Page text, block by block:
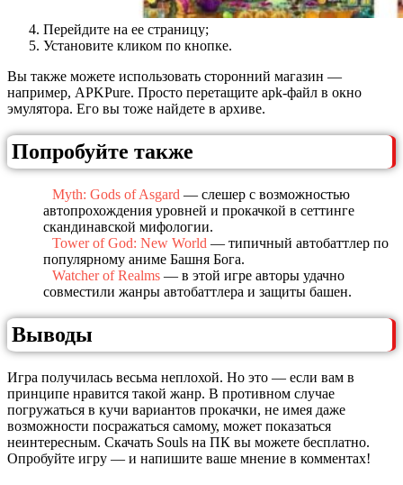
Перейдите на ее страницу;
Установите кликом по кнопке.
Вы также можете использовать сторонний магазин —
например, APKPure. Просто перетащите apk-файл в окно
эмулятора. Его вы тоже найдете в архиве.
Попробуйте также
Myth: Gods of Asgard — слешер с возможностью
автопрохождения уровней и прокачкой в сеттинге
скандинавской мифологии.
Tower of God: New World — типичный автобаттлер по
популярному аниме Башня Бога.
Watcher of Realms — в этой игре авторы удачно
совместили жанры автобаттлера и защиты башен.
Выводы
Игра получилась весьма неплохой. Но это — если вам в
принципе нравится такой жанр. В противном случае
погружаться в кучи вариантов прокачки, не имея даже
возможности посражаться самому, может показаться
неинтересным. Скачать Souls на ПК вы можете бесплатно.
Опробуйте игру — и напишите ваше мнение в комментах!